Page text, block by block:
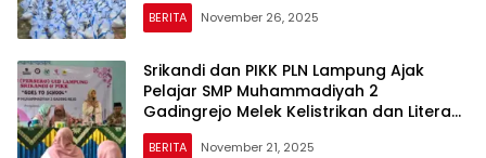
BERITA November 26, 2025
Srikandi dan PIKK PLN Lampung Ajak
Pelajar SMP Muhammadiyah 2
Gadingrejo Melek Kelistrikan dan Literasi
Digital
BERITA November 21, 2025